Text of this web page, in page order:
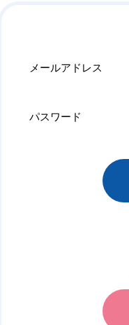
メールアドレス
パスワード